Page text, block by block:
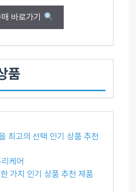
바로가기
품
최고의 선택 인기 상품 추천
케어
가치 인기 상품 추천 제품